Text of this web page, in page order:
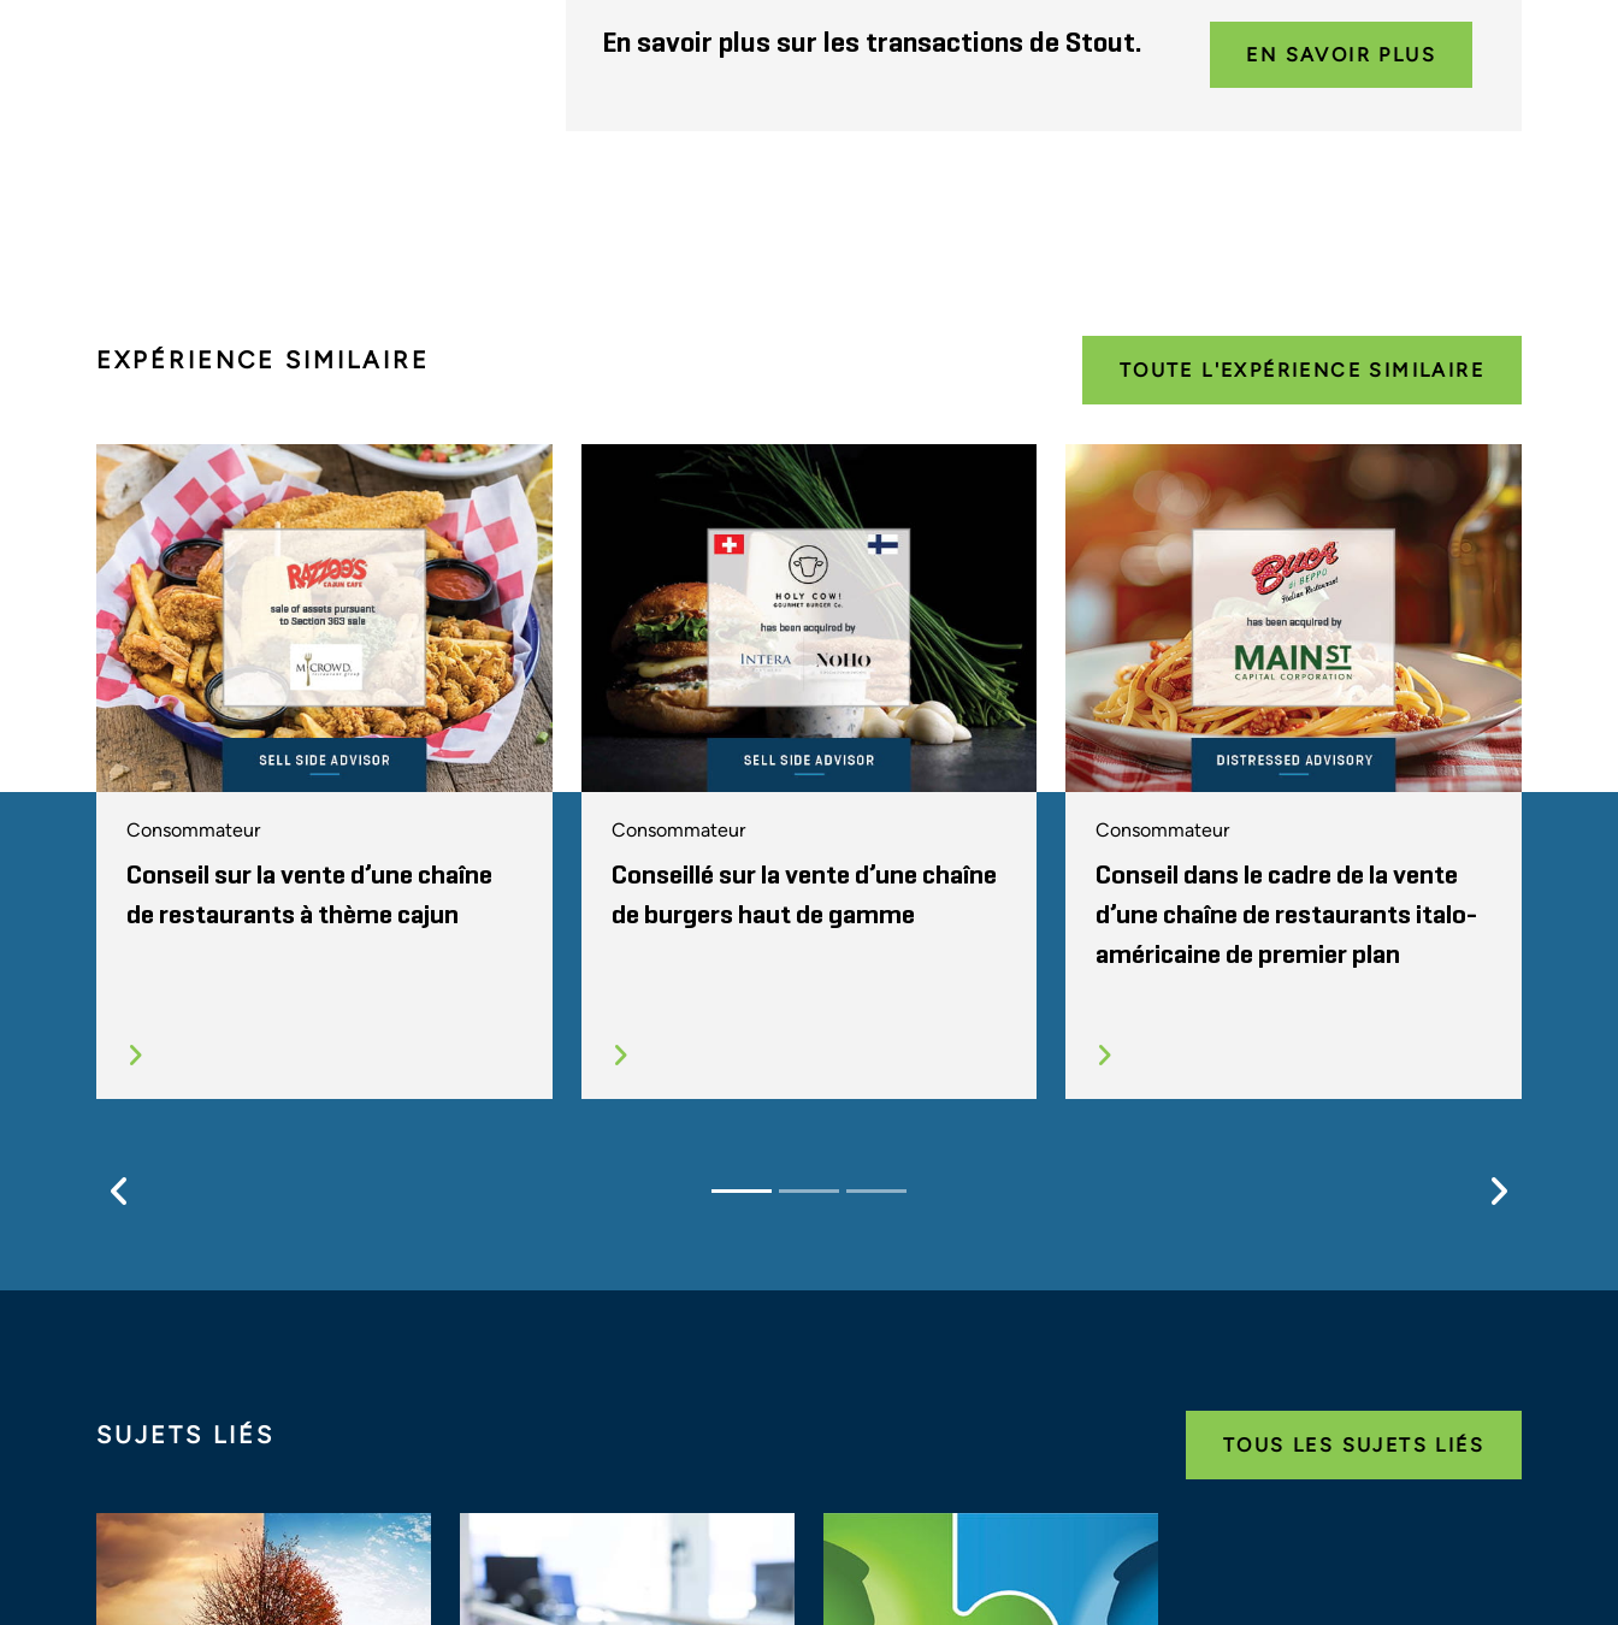
En savoir plus sur les transactions de Stout. EN SAVOIR PLUS
EXPÉRIENCE SIMILAIRE TOUTE L'EXPÉRIENCE SIMILAIRE
Consommateur
Conseil sur la vente d’une chaîne
de restaurants à thème cajun
Consommateur
Conseillé sur la vente d’une chaîne
de burgers haut de gamme
Consommateur
Conseil dans le cadre de la vente
d’une chaîne de restaurants italo-
américaine de premier plan
SUJETS LIÉS TOUS LES SUJETS LIÉS